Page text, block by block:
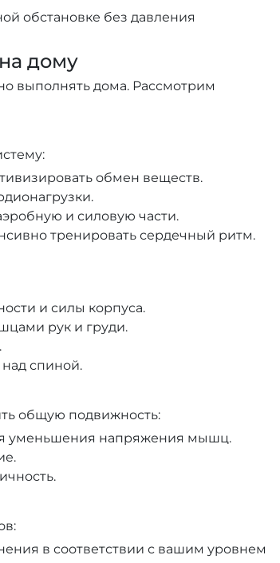
обстановке без давления
дому
выполнять дома. Рассмотрим
обмен веществ.
и силовую части.
тренировать сердечный ритм.
и силы корпуса.
рук и груди.
спиной.
общую подвижность:
уменьшения напряжения мышц.
в соответствии с вашим уровнем